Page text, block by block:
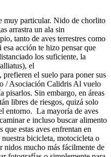
muy particular. Nido de chorlito
arrastra un ala sin
tanto de aves terrestres como
acción te hizo pensar que
los suficiente, la
el
el suelo para poner sus
/ Asociación Calidris Al vuelo
pisarlos. Sin embargo, en áreas
libres de riesgos, quizá solo
entorno. La mayoría de aves
e incluso buscar alimento
estas aves enfrentan en
bicicleta, motocicleta o
nidos mucho más fácilmente de